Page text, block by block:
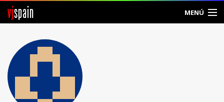
vjspain MENÚ
Foros
Noticias